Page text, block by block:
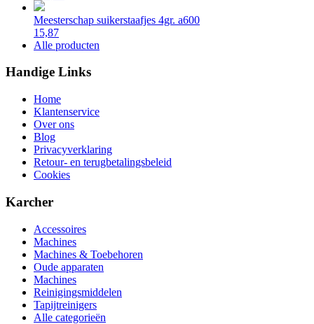
Meesterschap suikerstaafjes 4gr. a600
15,87
Alle producten
Handige Links
Home
Klantenservice
Over ons
Blog
Privacyverklaring
Retour- en terugbetalingsbeleid
Cookies
Karcher
Accessoires
Machines
Machines & Toebehoren
Oude apparaten
Machines
Reinigingsmiddelen
Tapijtreinigers
Alle categorieën